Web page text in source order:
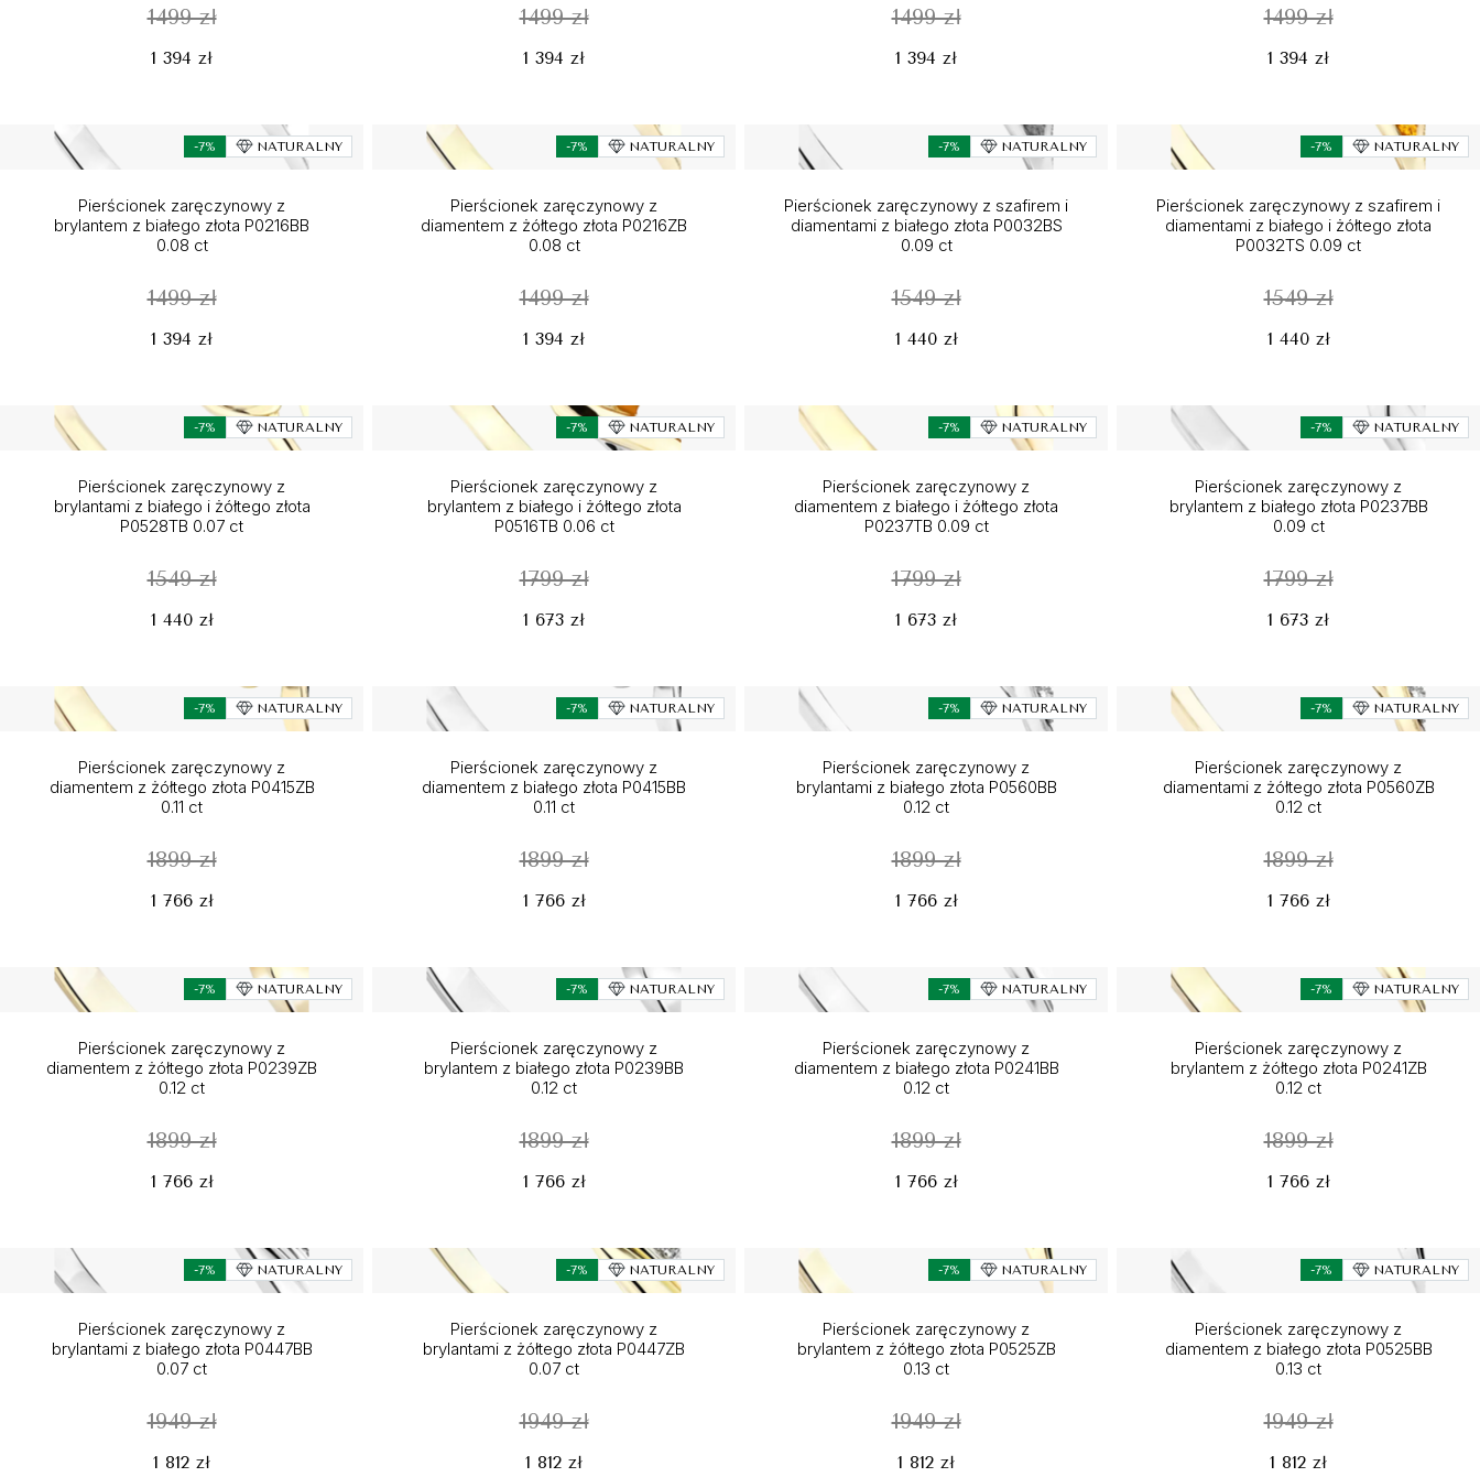
1499 zł
1 394 zł
1499 zł
1 394 zł
1499 zł
1 394 zł
1499 zł
1 394 zł
-7% NATURALNY
Pierścionek zaręczynowy z
brylantem z białego złota P0216BB
0.08 ct
1499 zł
1 394 zł
-7% NATURALNY
Pierścionek zaręczynowy z
diamentem z żółtego złota P0216ZB
0.08 ct
1499 zł
1 394 zł
-7% NATURALNY
Pierścionek zaręczynowy z szafirem i
diamentami z białego złota P0032BS
0.09 ct
1549 zł
1 440 zł
-7% NATURALNY
Pierścionek zaręczynowy z szafirem i
diamentami z białego i żółtego złota
P0032TS 0.09 ct
1549 zł
1 440 zł
-7% NATURALNY
Pierścionek zaręczynowy z
brylantami z białego i żółtego złota
P0528TB 0.07 ct
1549 zł
1 440 zł
-7% NATURALNY
Pierścionek zaręczynowy z
brylantem z białego i żółtego złota
P0516TB 0.06 ct
1799 zł
1 673 zł
-7% NATURALNY
Pierścionek zaręczynowy z
diamentem z białego i żółtego złota
P0237TB 0.09 ct
1799 zł
1 673 zł
-7% NATURALNY
Pierścionek zaręczynowy z
brylantem z białego złota P0237BB
0.09 ct
1799 zł
1 673 zł
-7% NATURALNY
Pierścionek zaręczynowy z
diamentem z żółtego złota P0415ZB
0.11 ct
1899 zł
1 766 zł
-7% NATURALNY
Pierścionek zaręczynowy z
diamentem z białego złota P0415BB
0.11 ct
1899 zł
1 766 zł
-7% NATURALNY
Pierścionek zaręczynowy z
brylantami z białego złota P0560BB
0.12 ct
1899 zł
1 766 zł
-7% NATURALNY
Pierścionek zaręczynowy z
diamentami z żółtego złota P0560ZB
0.12 ct
1899 zł
1 766 zł
-7% NATURALNY
Pierścionek zaręczynowy z
diamentem z żółtego złota P0239ZB
0.12 ct
1899 zł
1 766 zł
-7% NATURALNY
Pierścionek zaręczynowy z
brylantem z białego złota P0239BB
0.12 ct
1899 zł
1 766 zł
-7% NATURALNY
Pierścionek zaręczynowy z
diamentem z białego złota P0241BB
0.12 ct
1899 zł
1 766 zł
-7% NATURALNY
Pierścionek zaręczynowy z
brylantem z żółtego złota P0241ZB
0.12 ct
1899 zł
1 766 zł
-7% NATURALNY
Pierścionek zaręczynowy z
brylantami z białego złota P0447BB
0.07 ct
1949 zł
1 812 zł
-7% NATURALNY
Pierścionek zaręczynowy z
brylantami z żółtego złota P0447ZB
0.07 ct
1949 zł
1 812 zł
-7% NATURALNY
Pierścionek zaręczynowy z
brylantem z żółtego złota P0525ZB
0.13 ct
1949 zł
1 812 zł
-7% NATURALNY
Pierścionek zaręczynowy z
diamentem z białego złota P0525BB
0.13 ct
1949 zł
1 812 zł